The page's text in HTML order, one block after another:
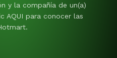
y la compañía de un(a)
AQUI para conocer las